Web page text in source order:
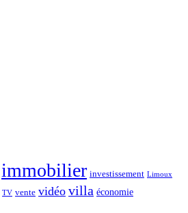
immobilier investissement Limoux
TV vente vidéo villa économie